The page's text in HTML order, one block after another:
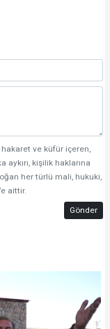
ve küfür içeren,
aykırı, kişilik haklarına
her türlü mali, hukuki,
aittir.
Gönder